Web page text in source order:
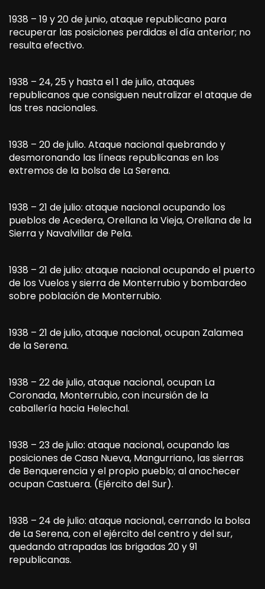
1938 – 19 y 20 de junio, ataque republicano para
recuperar las posiciones perdidas el día anterior; no
resulta efectivo.
1938 – 24, 25 y hasta el 1 de julio, ataques
republicanos que consiguen neutralizar el ataque de
las tres nacionales.
1938 – 20 de julio. Ataque nacional quebrando y
desmoronando las líneas republicanas en los
extremos de la bolsa de La Serena.
1938 – 21 de julio: ataque nacional ocupando los
pueblos de Acedera, Orellana la Vieja, Orellana de la
Sierra y Navalvillar de Pela.
1938 – 21 de julio: ataque nacional ocupando el puerto
de los Vuelos y sierra de Monterrubio y bombardeo
sobre población de Monterrubio.
1938 – 21 de julio, ataque nacional, ocupan Zalamea
de la Serena.
1938 – 22 de julio, ataque nacional, ocupan La
Coronada, Monterrubio, con incursión de la
caballería hacia Helechal.
1938 – 23 de julio: ataque nacional, ocupando las
posiciones de Casa Nueva, Mangurriano, las sierras
de Benquerencia y el propio pueblo; al anochecer
ocupan Castuera. (Ejército del Sur).
1938 – 24 de julio: ataque nacional, cerrando la bolsa
de La Serena, con el ejército del centro y del sur,
quedando atrapadas las brigadas 20 y 91
republicanas.